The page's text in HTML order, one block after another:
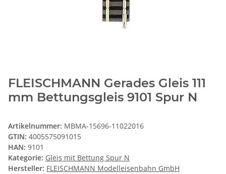
FLEISCHMANN Gerades Gleis 111
mm Bettungsgleis 9101 Spur N
Artikelnummer: MBMA-15696-11022016
GTIN: 4005575091015
HAN: 9101
Kategorie: Gleis mit Bettung Spur N
Hersteller: FLEISCHMANN Modelleisenbahn GmbH